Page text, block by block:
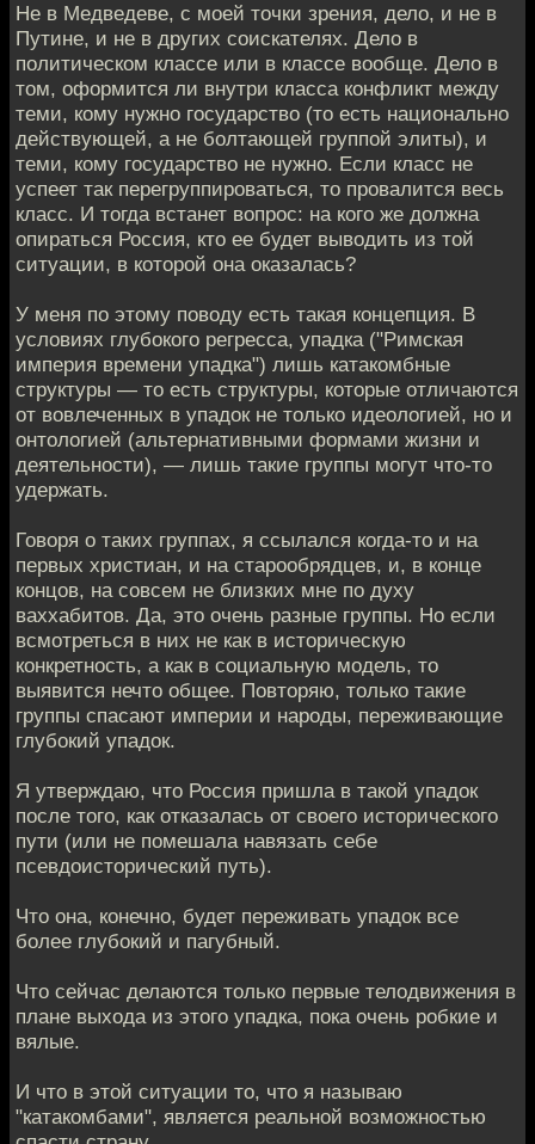
Не в Медведеве, с моей точки зрения, дело, и не в
Путине, и не в других соискателях. Дело в
политическом классе или в классе вообще. Дело в
том, оформится ли внутри класса конфликт между
теми, кому нужно государство (то есть национально
действующей, а не болтающей группой элиты), и
теми, кому государство не нужно. Если класс не
успеет так перегруппироваться, то провалится весь
класс. И тогда встанет вопрос: на кого же должна
опираться Россия, кто ее будет выводить из той
ситуации, в которой она оказалась?
У меня по этому поводу есть такая концепция. В
условиях глубокого регресса, упадка ("Римская
империя времени упадка") лишь катакомбные
структуры — то есть структуры, которые отличаются
от вовлеченных в упадок не только идеологией, но и
онтологией (альтернативными формами жизни и
деятельности), — лишь такие группы могут что-то
удержать.
Говоря о таких группах, я ссылался когда-то и на
первых христиан, и на старообрядцев, и, в конце
концов, на совсем не близких мне по духу
ваххабитов. Да, это очень разные группы. Но если
всмотреться в них не как в историческую
конкретность, а как в социальную модель, то
выявится нечто общее. Повторяю, только такие
группы спасают империи и народы, переживающие
глубокий упадок.
Я утверждаю, что Россия пришла в такой упадок
после того, как отказалась от своего исторического
пути (или не помешала навязать себе
псевдоисторический путь).
Что она, конечно, будет переживать упадок все
более глубокий и пагубный.
Что сейчас делаются только первые телодвижения в
плане выхода из этого упадка, пока очень робкие и
вялые.
И что в этой ситуации то, что я называю
"катакомбами", является реальной возможностью